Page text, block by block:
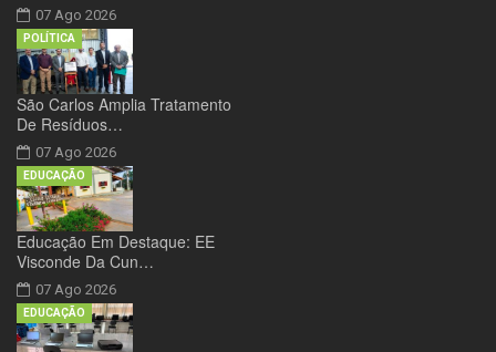
07 Ago 2026
São Carlos Amplia Tratamento
De Resíduos…
07 Ago 2026
POLÍTICA
Educação Em Destaque: EE
Visconde Da Cun…
07 Ago 2026
EDUCAÇÃO
EDUCAÇÃO